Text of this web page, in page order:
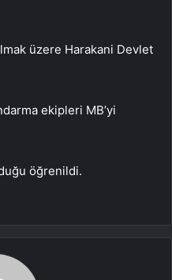
üzere Harakani Devlet
ekipleri MB’yi
öğrenildi.